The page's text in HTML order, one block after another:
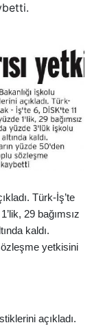
Türk-İş’te
29 bağımsız
kaldı.
yetkisini
açıkladı.